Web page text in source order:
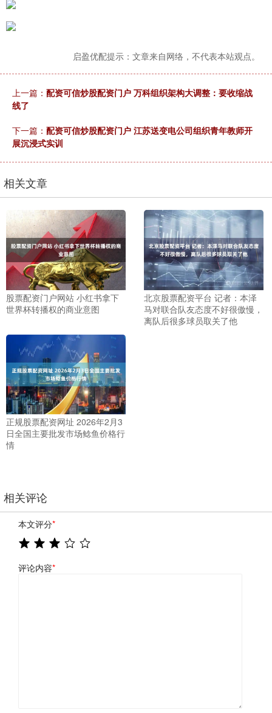
启盈优配提示：文章来自网络，不代表本站观点。
上一篇： 配资可信炒股配资门户 万科组织架构大调整：要收缩战
线了
下一篇： 配资可信炒股配资门户 江苏送变电公司组织青年教师开
展沉浸式实训
相关文章
股票配资门户网站 小红书拿下
世界杯转播权的商业意图
北京股票配资平台 记者：本泽
马对联合队友态度不好很傲慢，
离队后很多球员取关了他
正规股票配资网址 2026年2月3
日全国主要批发市场鲶鱼价格行
情
相关评论
本文评分*
评论内容*